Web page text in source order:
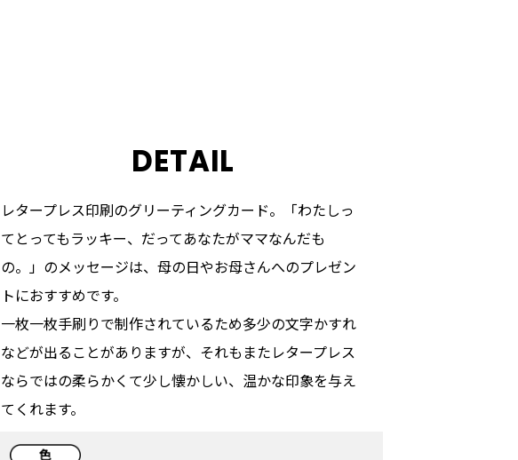
DETAIL
レタープレス印刷のグリーティングカード。「わたしっ
てとってもラッキー、だってあなたがママなんだも
の。」のメッセージは、母の日やお母さんへのプレゼン
トにおすすめです。
一枚一枚手刷りで制作されているため多少の文字かすれ
などが出ることがありますが、それもまたレタープレス
ならではの柔らかくて少し懐かしい、温かな印象を与え
てくれます。